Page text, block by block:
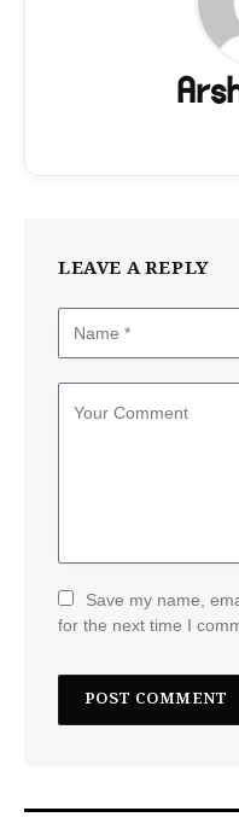
LEAVE A REPLY
Save my name,
for the next time I